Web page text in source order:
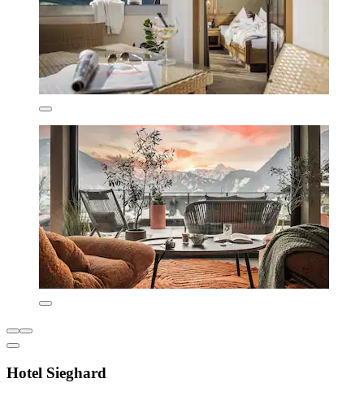
Hotel Sieghard